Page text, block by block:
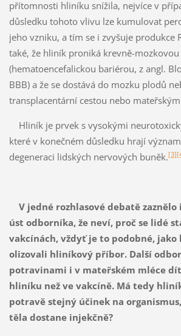
přítomnosti hliníku snížila, nejvíce v
důsledku tohoto vlivu lze kumulovat
jeho vzniku, a tím se i zvyšuje produkce
také, že hliník proniká krevně-
(hematoencefalickou bariérou, z angl.
BBB) a že se dostává do mozku plodů
transplacentární cestou nebo
Hliník je prvek s vysokými
které v konečném důsledku hrají
degeneraci lidských nervových buněk.[3]
V jedné rozhlasové debatě
úst odborníka, že neví, proč se lidé
vakcínách, vždyť je to podobné, jako
olizovali hliníkový příbor. Další
potravinami i v mateřském mléce
hliníku než ve vakcíně. Má tedy
potravě stejný účinek na
těla dostane injekčně?